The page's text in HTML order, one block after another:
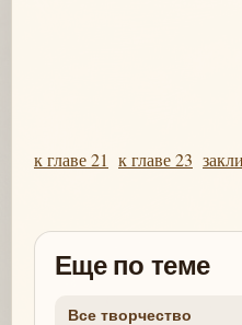
к главе 21 к главе 23
Еще по теме
Все творчество